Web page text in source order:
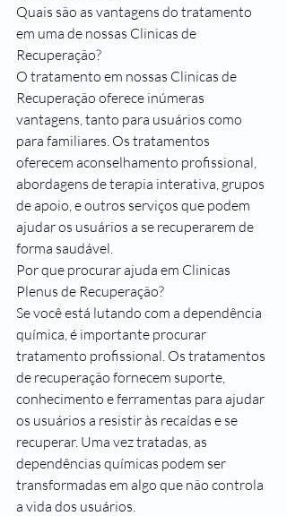
Quais são as vantagens do tratamento
em uma de nossas Clinicas de
Recuperação?
O tratamento em nossas Clinicas de
Recuperação oferece inúmeras
vantagens, tanto para usuários como
para familiares. Os tratamentos
oferecem aconselhamento profissional,
abordagens de terapia interativa, grupos
de apoio, e outros serviços que podem
ajudar os usuários a se recuperarem de
forma saudável.
Por que procurar ajuda em Clinicas
Plenus de Recuperação?
Se você está lutando com a dependência
química, é importante procurar
tratamento profissional. Os tratamentos
de recuperação fornecem suporte,
conhecimento e ferramentas para ajudar
os usuários a resistir às recaídas e se
recuperar. Uma vez tratadas, as
dependências químicas podem ser
transformadas em algo que não controla
a vida dos usuários.